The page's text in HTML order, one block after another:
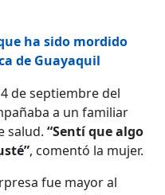
ha sido mordido
de Guayaquil
de septiembre del
a un familiar
salud.“Sentí que algo
, comentó la mujer.
fue mayor al